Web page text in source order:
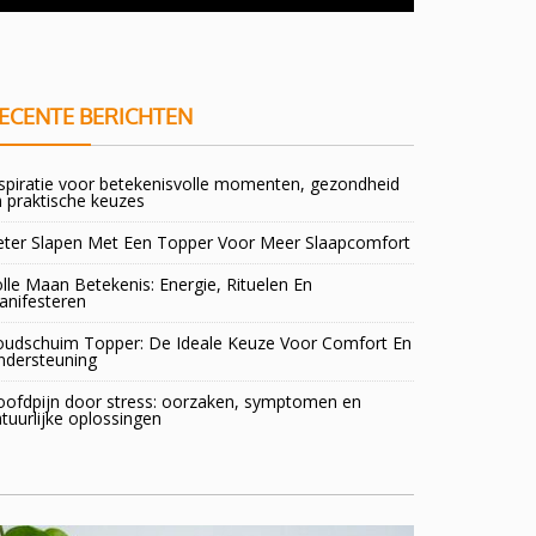
BERICHTEN
voor betekenisvolle momenten, gezondheid
praktische keuzes
Slapen Met Een Topper Voor Meer Slaapcomfort
Maan Betekenis: Energie, Rituelen En
Topper: De Ideale Keuze Voor Comfort En
door stress: oorzaken, symptomen en
oplossingen